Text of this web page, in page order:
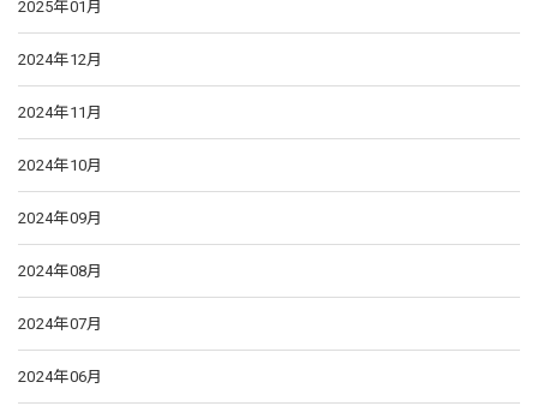
2025年01月
2024年12月
2024年11月
2024年10月
2024年09月
2024年08月
2024年07月
2024年06月